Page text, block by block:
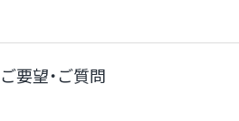
ご要望・ご質問